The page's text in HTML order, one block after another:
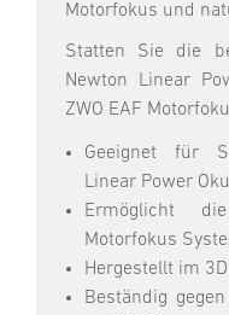
Motorfokus und
Statten Sie die
Newton Linear
ZWO EAF
Geeignet für
Linear Power
Ermöglicht
Motorfokus
Hergestellt im
Beständig